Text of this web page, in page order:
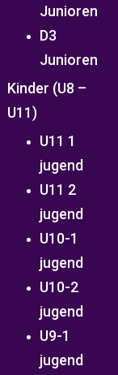
Junioren
D3
Junioren
Kinder (U8 –
U11)
U11 1
jugend
U11 2
jugend
U10-1
jugend
U10-2
jugend
U9-1
jugend